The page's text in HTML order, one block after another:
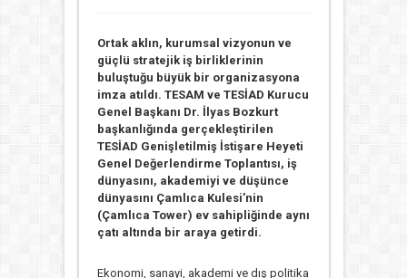
Ortak aklın, kurumsal vizyonun ve
güçlü stratejik iş birliklerinin
buluştuğu büyük bir organizasyona
imza atıldı. TESAM ve TESİAD Kurucu
Genel Başkanı Dr. İlyas Bozkurt
başkanlığında gerçekleştirilen
TESİAD Genişletilmiş İstişare Heyeti
Genel Değerlendirme Toplantısı, iş
dünyasını, akademiyi ve düşünce
dünyasını Çamlıca Kulesi’nin
(Çamlıca Tower) ev sahipliğinde aynı
çatı altında bir araya getirdi.
Ekonomi, sanayi, akademi ve dış politika